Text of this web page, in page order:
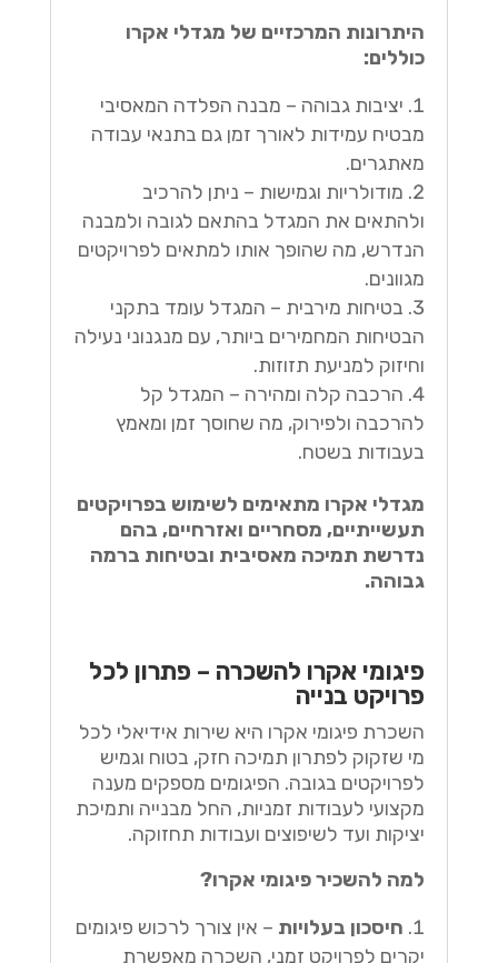
היתרונות המרכזיים של מגדלי אקרו
כוללים:
יציבות גבוהה – מבנה הפלדה המאסיבי
מבטיח עמידות לאורך זמן גם בתנאי עבודה
מאתגרים.
מודולריות וגמישות – ניתן להרכיב
ולהתאים את המגדל בהתאם לגובה ולמבנה
הנדרש, מה שהופך אותו למתאים לפרויקטים
מגוונים.
בטיחות מירבית – המגדל עומד בתקני
הבטיחות המחמירים ביותר, עם מנגנוני נעילה
וחיזוק למניעת תזוזות.
הרכבה קלה ומהירה – המגדל קל
להרכבה ולפירוק, מה שחוסך זמן ומאמץ
בעבודות בשטח.
מגדלי אקרו מתאימים לשימוש בפרויקטים
תעשייתיים, מסחריים ואזרחיים, בהם
נדרשת תמיכה מאסיבית ובטיחות ברמה
גבוהה.
פיגומי אקרו להשכרה – פתרון לכל
פרויקט בנייה
השכרת פיגומי אקרו היא שירות אידיאלי לכל
מי שזקוק לפתרון תמיכה חזק, בטוח וגמיש
לפרויקטים בגובה. הפיגומים מספקים מענה
מקצועי לעבודות זמניות, החל מבנייה ותמיכת
יציקות ועד לשיפוצים ועבודות תחזוקה.
למה להשכיר פיגומי אקרו?
חיסכון בעלויות – אין צורך לרכוש פיגומים
יקרים לפרויקט זמני, השכרה מאפשרת